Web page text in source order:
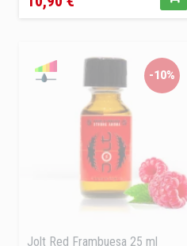
-10%
Jolt Red Frambuesa 25 ml